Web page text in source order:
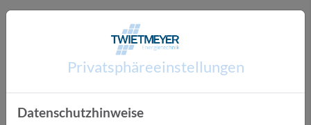
2
Privatsphäre­einstellungen
Datenschutzhinweise